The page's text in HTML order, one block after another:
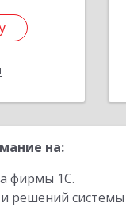
на:
фирмы 1С.
решений